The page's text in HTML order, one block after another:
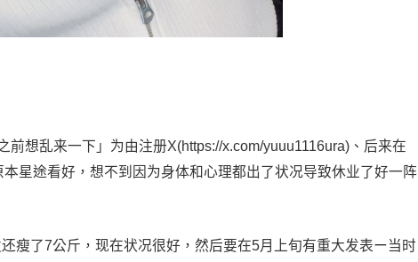
前想乱来一下」为由注册X(https://x.com/yuuu1116ura)、后来在
星途看好，想不到因为身体和心理都出了状况导致休业了好一阵
瘦了7公斤，现在状况很好，然后要在5月上旬有重大发表ー当时